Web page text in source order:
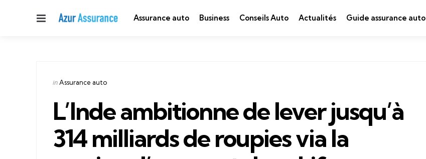
Menu Assurance auto Business Conseils Auto Actualités Guide assurance auto
Categories
Posted
inAssurance auto
L’Inde ambitionne de lever jusqu’à
314 milliards de roupies via la